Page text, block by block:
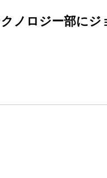
ノロジー部に